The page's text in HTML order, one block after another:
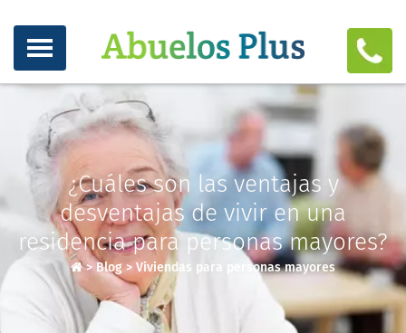
¿Cuáles son las ventajas y
desventajas de vivir en una
residencia para personas mayores?
> Blog > Viviendas para personas mayores